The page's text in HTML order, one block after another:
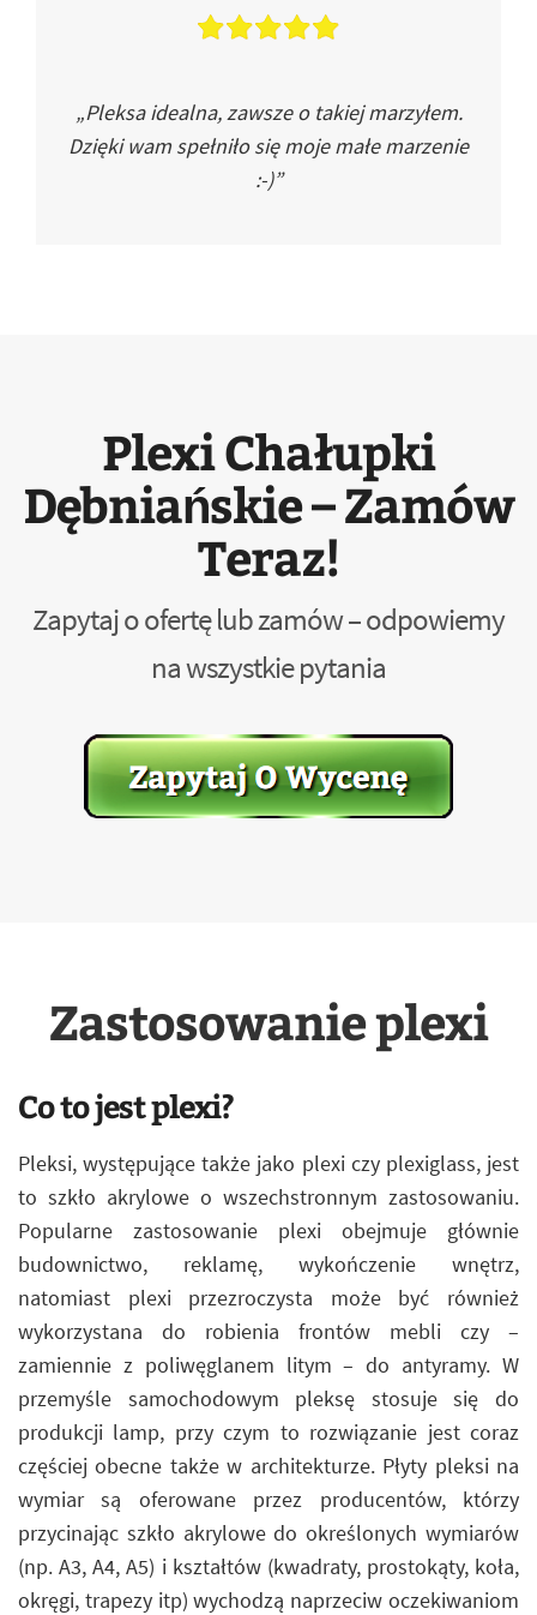
„Pleksa idealna, zawsze o takiej marzyłem.
Dzięki wam spełniło się moje małe marzenie
:-)”
Plexi Chałupki
Dębniańskie – Zamów
Teraz!
Zapytaj o ofertę lub zamów – odpowiemy
na wszystkie pytania
Zastosowanie plexi
Co to jest plexi?
Pleksi, występujące także jako plexi czy plexiglass, jest
to szkło akrylowe o wszechstronnym zastosowaniu.
Popularne zastosowanie plexi obejmuje głównie
budownictwo, reklamę, wykończenie wnętrz,
natomiast plexi przezroczysta może być również
wykorzystana do robienia frontów mebli czy –
zamiennie z poliwęglanem litym – do antyramy. W
przemyśle samochodowym pleksę stosuje się do
produkcji lamp, przy czym to rozwiązanie jest coraz
częściej obecne także w architekturze. Płyty pleksi na
wymiar są oferowane przez producentów, którzy
przycinając szkło akrylowe do określonych wymiarów
(np. A3, A4, A5) i kształtów (kwadraty, prostokąty, koła,
okręgi, trapezy itp) wychodzą naprzeciw oczekiwaniom